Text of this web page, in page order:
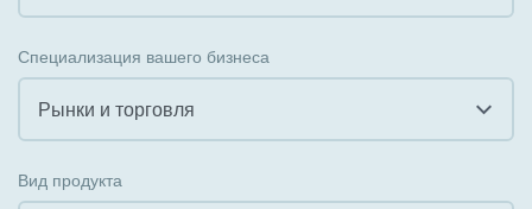
Внедрение КЭДО
Интеграция с 1С
Специализация вашего бизнеса
Рынки и торговля
Вид продукта